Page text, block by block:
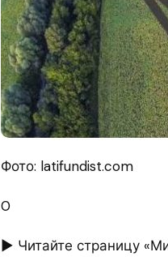
Фото: latifundist.com
0
► Читайте страницу